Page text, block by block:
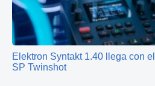
Elektron Syntakt 1.40 llega con
SP Twinshot